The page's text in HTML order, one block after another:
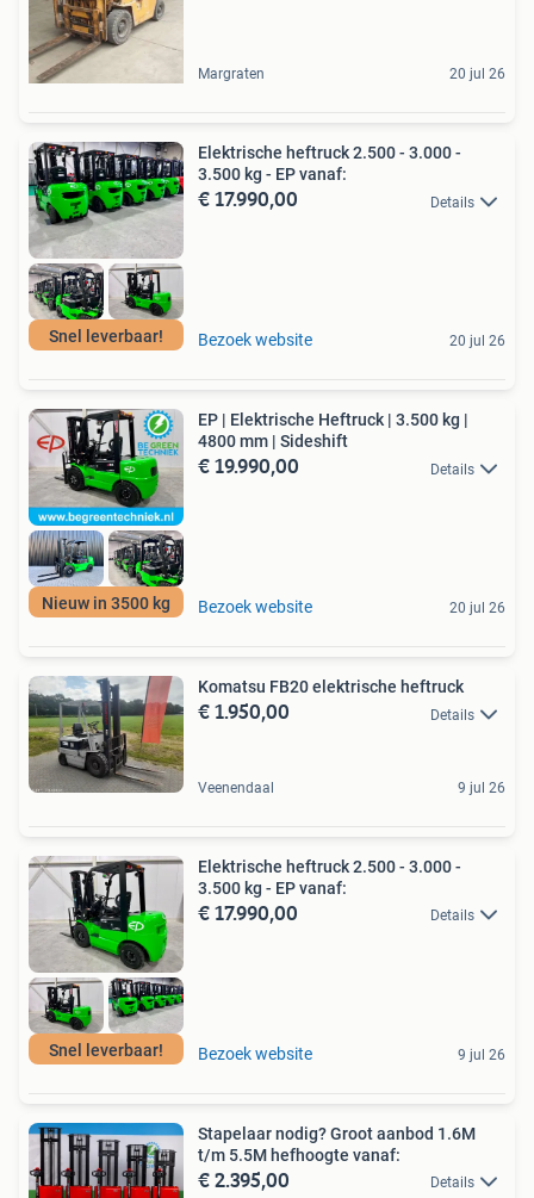
Margraten 20 jul 26
Snel leverbaar!
Elektrische heftruck 2.500 - 3.000 -
3.500 kg - EP vanaf:
€ 17.990,00 Details
Bezoek website 20 jul 26
Nieuw in 3500 kg
EP | Elektrische Heftruck | 3.500 kg |
4800 mm | Sideshift
€ 19.990,00 Details
Bezoek website 20 jul 26
Komatsu FB20 elektrische heftruck
€ 1.950,00 Details
Veenendaal 9 jul 26
Snel leverbaar!
Elektrische heftruck 2.500 - 3.000 -
3.500 kg - EP vanaf:
€ 17.990,00 Details
Bezoek website 9 jul 26
Stapelaar nodig? Groot aanbod 1.6M
t/m 5.5M hefhoogte vanaf:
€ 2.395,00 Details